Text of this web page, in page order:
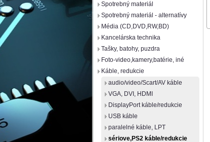
Spotrebný materiál
Spotrebný materiál - alternatívy
Média (CD,DVD,RW,BD)
Kancelárska technika
Tašky, batohy, puzdra
Foto-video,kamery,batérie, iné
Káble, redukcie
audio/video/Scart/AV káble
VGA, DVI, HDMI
DisplayPort káble/redukcie
USB káble
paralelné káble, LPT
sériove,PS2 káble/redukcie